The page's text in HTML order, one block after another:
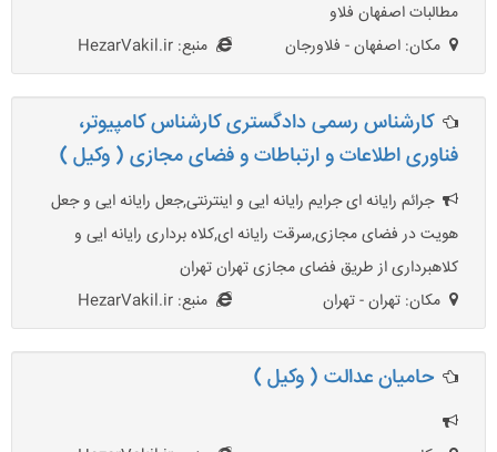
مطالبات اصفهان فلاو
مکان: اصفهان - فلاورجان
منبع: HezarVakil.ir
کارشناس رسمی دادگستری کارشناس کامپیوتر،
فناوری اطلاعات و ارتباطات و فضای مجازی ( وکیل )
جرائم رایانه ای جرایم رایانه ایی و اینترنتی,جعل رایانه ایی و جعل
هویت در فضای مجازی,سرقت رایانه ای,کلاه برداری رایانه ایی و
کلاهبرداری از طریق فضای مجازی تهران تهران
مکان: تهران - تهران
منبع: HezarVakil.ir
حامیان عدالت ( وکیل )